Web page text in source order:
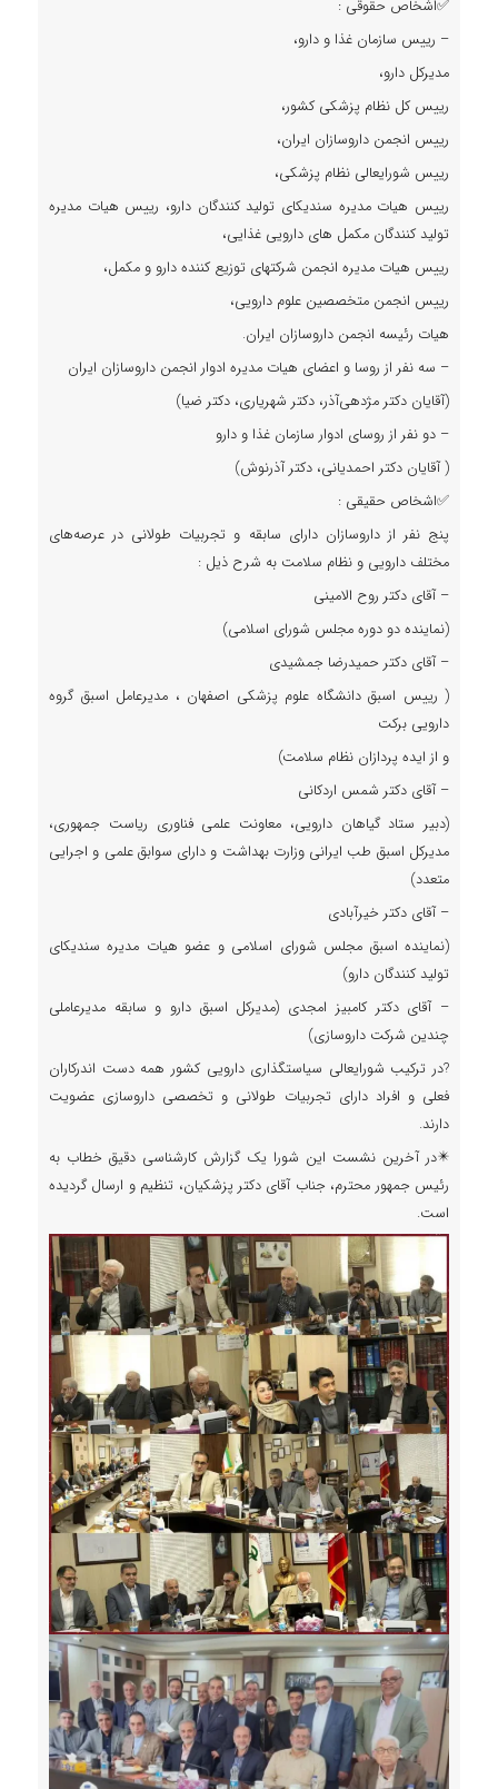
✅اشخاص حقوقی :
– رییس سازمان غذا و دارو،
مدیرکل دارو،
رییس کل نظام پزشکی کشور،
رییس انجمن داروسازان ایران،
رییس شورایعالی نظام پزشکی،
رییس هیات مدیره سندیکای تولید کنندگان دارو، رییس هیات مدیره
تولید کنندگان مکمل های دارویی غذایی،
رییس هیات مدیره انجمن شرکتهای توزیع کننده دارو و مکمل،
رییس انجمن متخصصین علوم دارویی،
هیات رئیسه انجمن داروسازان ایران.
– سه نفر از روسا و اعضای هیات مدیره ادوار انجمن داروسازان ایران
(آقایان دکتر مژدهی‌آذر، دکتر شهریاری، دکتر ضیا)
– دو نفر از روسای ادوار سازمان غذا و دارو
( آقایان دکتر احمدیانی، دکتر آذرنوش)
✅اشخاص حقیقی :
پنج نفر از داروسازان دارای سابقه و تجربیات طولانی در عرصه‌های
مختلف دارویی و نظام سلامت به شرح ذیل :
– آقای دکتر روح الامینی
(نماینده دو دوره مجلس شورای اسلامی)
– آقای دکتر حمیدرضا جمشیدی
( رییس اسبق دانشگاه علوم پزشکی اصفهان ، مدیرعامل اسبق گروه
دارویی برکت
و از ایده پردازان نظام سلامت)
– آقای دکتر شمس اردکانی
(دبیر ستاد گیاهان دارویی، معاونت علمی فناوری ریاست جمهوری،
مدیرکل اسبق طب ایرانی وزارت بهداشت و دارای سوابق علمی و اجرایی
متعدد)
– آقای دکتر خیرآبادی
(نماینده اسبق مجلس شورای اسلامی و عضو هیات مدیره سندیکای
تولید کنندگان دارو)
– آقای دکتر کامبیز امجدی (مدیرکل اسبق دارو و سابقه مدیرعاملی
چندین شرکت داروسازی)
?در ترکیب شورایعالی سیاستگذاری دارویی کشور همه دست اندرکاران
فعلی و افراد دارای تجربیات طولانی و تخصصی داروسازی عضویت
دارند.
✴️در آخرین نشست این شورا یک گزارش کارشناسی دقیق خطاب به
رئیس جمهور محترم، جناب آقای دکتر پزشکیان، تنظیم و ارسال گردیده
است.